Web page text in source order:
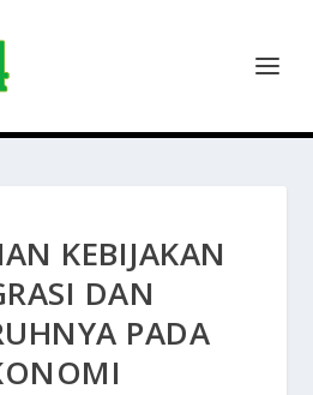
KEBIJAKAN
DAN
PADA